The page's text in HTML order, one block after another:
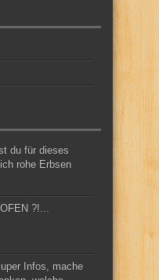
du für dieses
rohe Erbsen
?!...
Infos, mache